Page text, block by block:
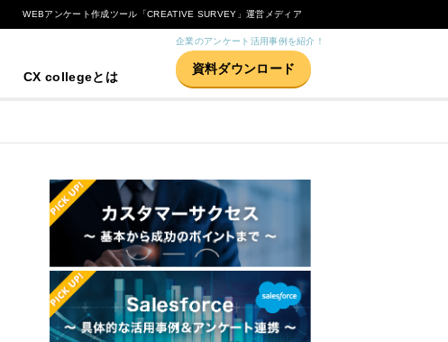
WEBアンケート作成ツール「CREATIVE SURVEY」運営メディア
CX collegeとは
企業のアンケート活用事例を紹介！
資料ダウンロード